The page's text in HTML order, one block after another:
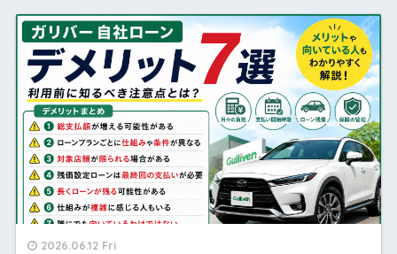
2026.06.12 Fri